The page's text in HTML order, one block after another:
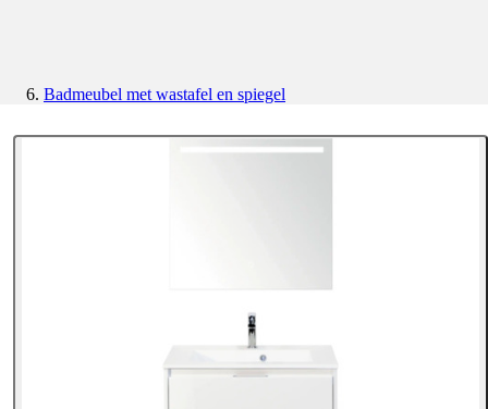
Badmeubel met wastafel en spiegel